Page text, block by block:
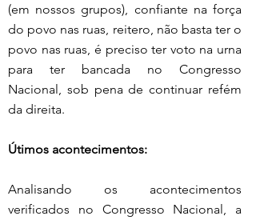
(em nossos grupos), confiante na força
do povo nas ruas, reitero, não basta ter o
povo nas ruas, é preciso ter voto na urna
para ter bancada no Congresso
Nacional, sob pena de continuar refém
da direita.
Útimos acontecimentos:
Analisando os acontecimentos
verificados no Congresso Nacional, a